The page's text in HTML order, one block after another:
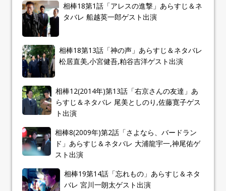
相棒18第1話「アレスの進撃」あらすじ＆ネ
タバレ 船越英一郎ゲスト出演
相棒18第13話「神の声」あらすじ＆ネタバレ
松居直美,小宮健吾,粕谷吉洋ゲスト出演
相棒12(2014年)第13話「右京さんの友達」あ
らすじ＆ネタバレ 尾美としのり,佐藤寛子ゲス
ト出演
相棒8(2009年)第2話「さよなら、バードラン
ド」あらすじ＆ネタバレ 大浦龍宇一,神尾佑ゲ
スト出演
相棒19第14話「忘れもの」あらすじ＆ネタ
バレ 宮川一朗太ゲスト出演